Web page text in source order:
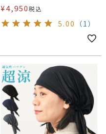
¥4,950税込
5.00 （1）